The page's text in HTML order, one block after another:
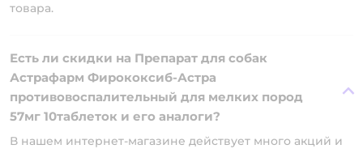
товара.
Есть ли скидки на Препарат для собак
Астрафарм Фирококсиб-Астра
противовоспалительный для мелких пород
57мг 10таблеток и его аналоги?
В нашем интернет-магазине действует много акций и